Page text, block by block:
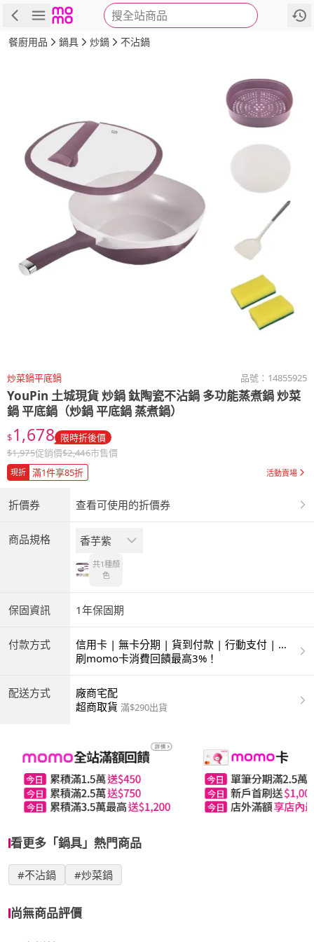
搜全站商品
商品 評價 詳情
餐廚用品 鍋具 炒鍋 不沾鍋
炒菜鍋平底鍋 品號： 14855925
YouPin 土城現貨 炒鍋 鈦陶瓷不沾鍋 多功能蒸煮鍋 炒菜
鍋 平底鍋（炒鍋 平底鍋 蒸煮鍋）
$1,678 限時折後價
$1,975促銷價$2,446市售價
現折 滿1件享85折 活動賣場
折價券 查看可使用的折價券
商品規格 香芋紫
共1種顏
色
保固資訊 1年保固期
付款方式
信用卡 | 無卡分期 | 貨到付款 | 行動支付 | 超
商付款 | ATM | 銀聯卡
刷momo卡消費回饋最高3%！
配送方式
廠商宅配
超商取貨 滿$290出貨
看更多「鍋具」熱門商品
#不沾鍋 #炒菜鍋
尚無商品評價